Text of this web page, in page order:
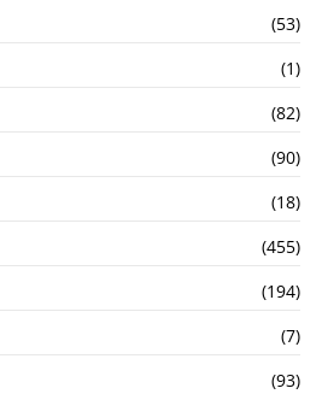
(53)
(1)
(82)
(90)
(18)
(455)
(194)
(7)
(93)